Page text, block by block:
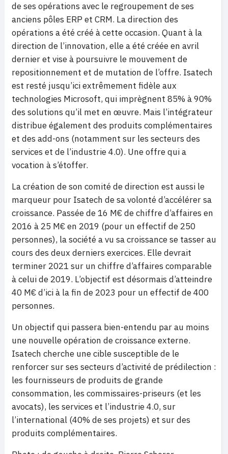
de ses opérations avec le regroupement de ses
anciens pôles ERP et CRM. La direction des
opérations a été créé à cette occasion. Quant à la
direction de l’innovation, elle a été créée en avril
dernier et vise à poursuivre le mouvement de
repositionnement et de mutation de l’offre. Isatech
est resté jusqu’ici extrêmement fidèle aux
technologies Microsoft, qui imprègnent 85% à 90%
des solutions qu’il met en œuvre. Mais l’intégrateur
distribue également des produits complémentaires
et des add-ons (notamment sur les secteurs des
services et de l’industrie 4.0). Une offre qui a
vocation à s’étoffer.
La création de son comité de direction est aussi le
marqueur pour Isatech de sa volonté d’accélérer sa
croissance. Passée de 16 M€ de chiffre d’affaires en
2016 à 25 M€ en 2019 (pour un effectif de 250
personnes), la société a vu sa croissance se tasser au
cours des deux derniers exercices. Elle devrait
terminer 2021 sur un chiffre d’affaires comparable
à celui de 2019. L’objectif est désormais d’atteindre
40 M€ d’ici à la fin de 2023 pour un effectif de 400
personnes.
Un objectif qui passera bien-entendu par au moins
une nouvelle opération de croissance externe.
Isatech cherche une cible susceptible de le
renforcer sur ses secteurs d’activité de prédilection :
les fournisseurs de produits de grande
consommation, les commissaires-priseurs (et les
avocats), les services et l’industrie 4.0, sur
l’international (40% de ses projets) et sur des
produits complémentaires.